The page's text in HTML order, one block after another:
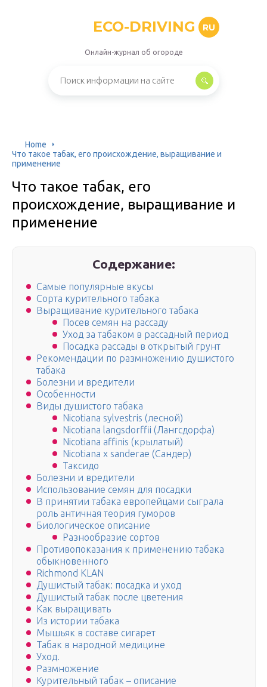
ECO-DRIVING RU
Онлайн-журнал об огороде
Home
Что такое табак, его происхождение, выращивание и
применение
Что такое табак, его
происхождение, выращивание и
применение
Содержание:
Самые популярные вкусы
Сорта курительного табака
Выращивание курительного табака
Посев семян на рассаду
Уход за табаком в рассадный период
Посадка рассады в открытый грунт
Рекомендации по размножению душистого
табака
Болезни и вредители
Особенности
Виды душистого табака
Nicotiana sylvestris (лесной)
Nicotiana langsdorffii (Лангсдорфа)
Nicotiana affinis (крылатый)
Nicotiana x sanderae (Сандер)
Таксидо
Болезни и вредители
Использование семян для посадки
В принятии табака европейцами сыграла
роль античная теория гуморов
Биологическое описание
Разнообразие сортов
Противопоказания к применению табака
обыкновенного
Richmond KLAN
Душистый табак: посадка и уход
Душистый табак после цветения
Как выращивать
Из истории табака
Мышьяк в составе сигарет
Табак в народной медицине
Уход.
Размножение
Курительный табак – описание